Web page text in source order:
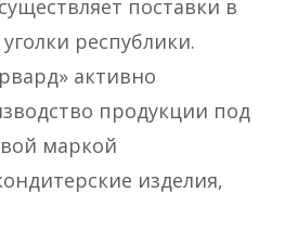
поставки в
республики.
активно
продукции под
маркой
изделия,